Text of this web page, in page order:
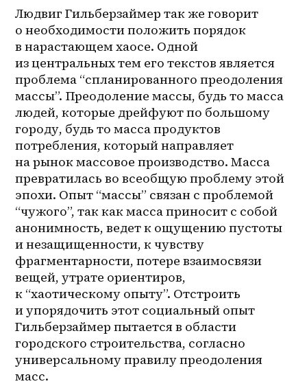
Людвиг Гильберзаймер так же говорит
о необходимости положить порядок
в нарастающем хаосе. Одной
из центральных тем его текстов является
проблема “спланированного преодоления
массы”. Преодоление массы, будь то масса
людей, которые дрейфуют по большому
городу, будь то масса продуктов
потребления, который направляет
на рынок массовое производство. Масса
превратилась во всеобщую проблему этой
эпохи. Опыт “массы” связан с проблемой
“чужого”, так как масса приносит с собой
анонимность, ведет к ощущению пустоты
и незащищенности, к чувству
фрагментарности, потере взаимосвязи
вещей, утрате ориентиров,
к “хаотическому опыту”. Отстроить
и упорядочить этот социальный опыт
Гильберзаймер пытается в области
городского строительства, согласно
универсальному правилу преодоления
масс.